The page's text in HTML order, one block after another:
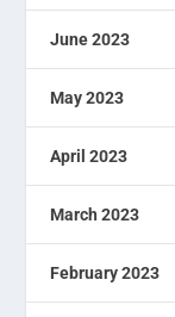
June 2023
May 2023
April 2023
March 2023
February 2023